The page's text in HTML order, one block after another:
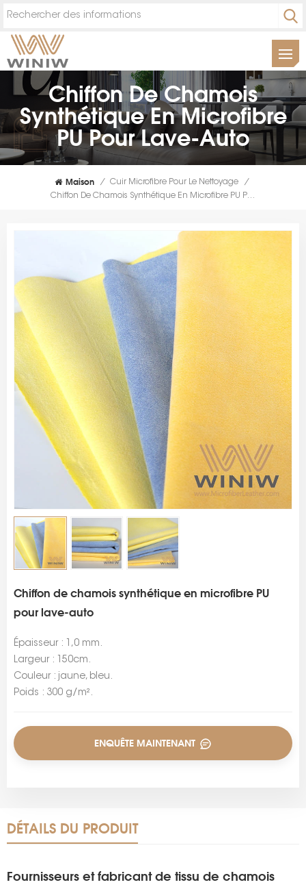
Chiffon De Chamois
Synthétique En Microfibre
PU Pour Lave-Auto
Maison / Cuir Microfibre Pour Le Nettoyage
/
Chiffon De Chamois Synthétique En Microfibre PU Pour Lave-Auto
Chiffon de chamois synthétique en microfibre PU
pour lave-auto
Épaisseur : 1,0 mm.
Largeur : 150cm.
Couleur : jaune, bleu.
Poids : 300 g/m².
ENQUÊTE MAINTENANT
DÉTAILS DU PRODUIT
Fournisseurs et fabricant de tissu de chamois